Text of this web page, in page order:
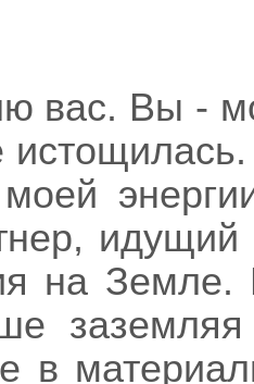
вас. Вы -
моей
на Земле.
в